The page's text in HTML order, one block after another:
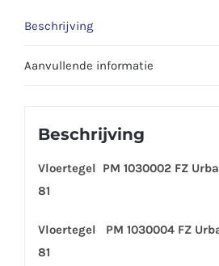
Beschrijving
Aanvullende informatie
Beschrijving
Vloertegel PM 1030002 FZ
81
Vloertegel PM 1030004 FZ
81